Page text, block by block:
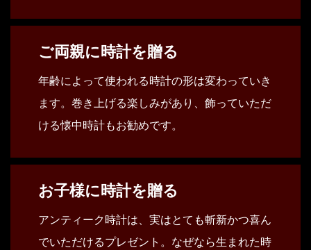
ご両親に時計を贈る
年齢によって使われる時計の形は変わっていき
ます。巻き上げる楽しみがあり、飾っていただ
ける懐中時計もお勧めです。
お子様に時計を贈る
アンティーク時計は、実はとても斬新かつ喜ん
でいただけるプレゼント。なぜなら生まれた時